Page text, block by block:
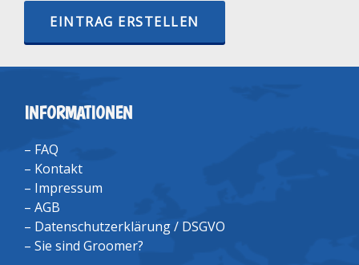
EINTRAG ERSTELLEN
INFORMATIONEN
– FAQ
– Kontakt
– Impressum
– AGB
– Datenschutzerklärung / DSGVO
– Sie sind Groomer?